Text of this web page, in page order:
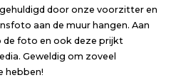
door onze voorzitter en
aan de muur hangen. Aan
de foto en ook deze prijkt
Geweldig om zoveel
hebben!